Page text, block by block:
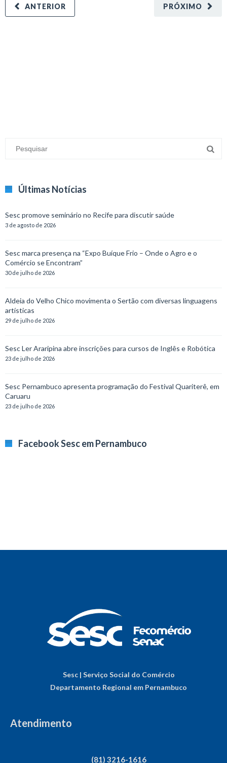
PRÓXIMO
ANTERIOR
Últimas Notícias
Sesc promove seminário no Recife para discutir saúde
3 de agosto de 2026
Sesc marca presença na “Expo Buíque Frio – Onde o Agro e o
Comércio se Encontram”
30 de julho de 2026
Aldeia do Velho Chico movimenta o Sertão com diversas linguagens
artísticas
29 de julho de 2026
Sesc Ler Araripina abre inscrições para cursos de Inglês e Robótica
23 de julho de 2026
Sesc Pernambuco apresenta programação do Festival Quariterê, em
Caruaru
23 de julho de 2026
Facebook Sesc em Pernambuco
Sesc | Serviço Social do Comércio
Departamento Regional em Pernambuco
Atendimento
(81) 3216-1616